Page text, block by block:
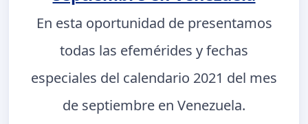
En esta oportunidad de presentamos
todas las efemérides y fechas
especiales del calendario 2021 del mes
de septiembre en Venezuela.